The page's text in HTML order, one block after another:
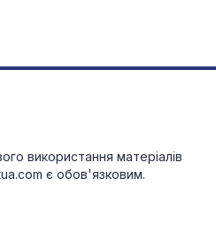
використання матеріалів
є обов'язковим.